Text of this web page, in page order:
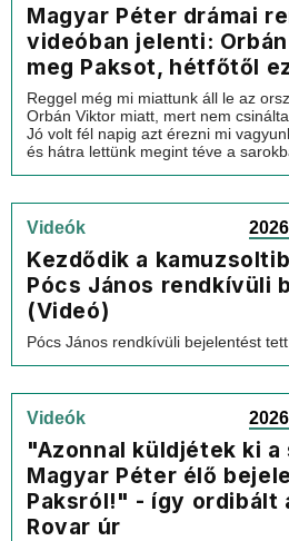
Magyar Péter drámai
videóban jelenti:
meg Paksot, hétfőtől
Reggel még mi miattunk áll le az
Orbán Viktor miatt, mert nem
Jó volt fél napig azt érezni mi
és hátra lettünk megint téve a
Videók
Kezdődik a
Pócs János rendkívüli
(Videó)
Pócs János rendkívüli bejelentést
Videók
"Azonnal küldjétek ki a
Magyar Péter élő
Paksról!" - így ordibált
Rovar úr